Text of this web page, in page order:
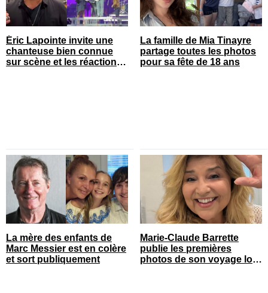
Éric Lapointe invite une
chanteuse bien connue
sur scène et les réactions
La famille de Mia Tinayre
partage toutes les photos
pour sa fête de 18 ans
La mère des enfants de
Marc Messier est en colère
et sort publiquement
Marie-Claude Barrette
publie les premières
photos de son voyage loin